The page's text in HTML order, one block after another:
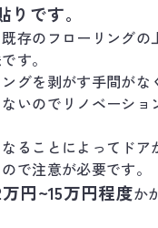
りです。
存のフローリングの
す。
グを剥がす手間がな
いのでリノベーショ
ることによってドア
で注意が必要です。
円~15万円程度か